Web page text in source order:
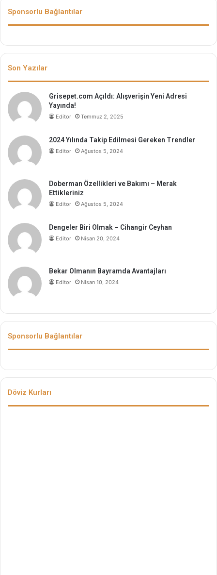
Sponsorlu Bağlantılar
Son Yazılar
Grisepet.com Açıldı: Alışverişin Yeni Adresi
Yayında!
Editor Temmuz 2, 2025
2024 Yılında Takip Edilmesi Gereken Trendler
Editor Ağustos 5, 2024
Doberman Özellikleri ve Bakımı – Merak
Ettikleriniz
Editor Ağustos 5, 2024
Dengeler Biri Olmak – Cihangir Ceyhan
Editor Nisan 20, 2024
Bekar Olmanın Bayramda Avantajları
Editor Nisan 10, 2024
Sponsorlu Bağlantılar
Döviz Kurları